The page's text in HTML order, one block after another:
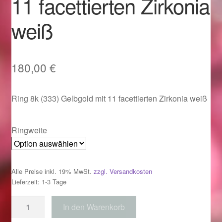
Im Gedenken an
Impressum
Karneval 2015 – Schmuck zu Fasching & Co.
Kasse
Liefer- und Versandkosten
Magisches und Festliches zu Halloween
weiß
180,00 €
Ring 8k (333) Gelbgold mit 11 facettierten Zirkonia weiß
Ringweite
Alle Preise inkl. 19% MwSt. zzgl. Versandkosten
Lieferzeit: 1-3 Tage
In den Warenkorb